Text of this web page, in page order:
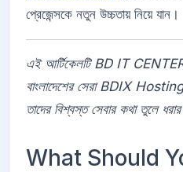
প্রেজেন্সকে নতুন উচ্চতায় নিয়ে যান।
এই আর্টিকেলটি BD IT
বাংলাদেশের সেরা BDIX Hosting
তাদের বিশ্বস্ত সেবার কথা তুলে
What Should